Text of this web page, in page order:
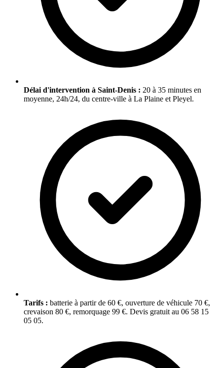
Délai d'intervention à Saint-Denis : 20 à 35 minutes en
moyenne, 24h/24, du centre-ville à La Plaine et Pleyel.
Tarifs : batterie à partir de 60 €, ouverture de véhicule 70 €,
crevaison 80 €, remorquage 99 €. Devis gratuit au 06 58 15
05 05.